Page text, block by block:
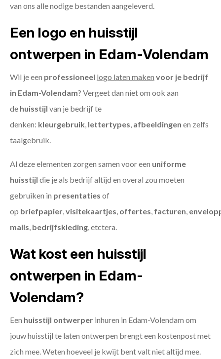
van ons alle nodige bestanden aangeleverd.
Een logo en huisstijl
ontwerpen in Edam-Volendam
Wil je een professioneel logo laten maken voor je bedrijf
in Edam-Volendam? Vergeet dan niet om ook aan
de huisstijl van je bedrijf te
denken: kleurgebruik, lettertypes, afbeeldingen en zelfs
taalgebruik.
Al deze elementen zorgen samen voor een uniforme
huisstijl die je als bedrijf altijd en overal zou moeten
gebruiken in presentaties of
op briefpapier,visitekaartjes, offertes, facturen,
mails, bedrijfskleding, etctera.
Wat kost een huisstijl
ontwerpen in Edam-
Volendam?
Een huisstijl ontwerper inhuren in Edam-Volendam om
jouw huisstijl te laten ontwerpen brengt een kostenpost met
zich mee. Weten hoeveel je kwijt bent valt niet altijd mee.